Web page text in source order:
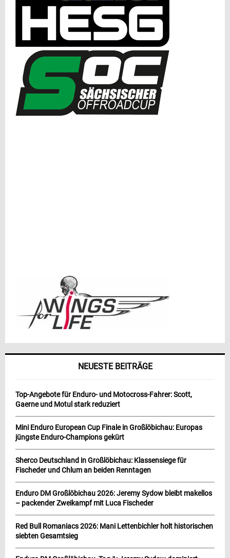
NEUESTE BEITRÄGE
Top-Angebote für Enduro- und Motocross-Fahrer: Scott,
Gaerne und Motul stark reduziert
Mini Enduro European Cup Finale in Großlöbichau: Europas
jüngste Enduro-Champions gekürt
Sherco Deutschland in Großlöbichau: Klassensiege für
Fischeder und Chlum an beiden Renntagen
Enduro DM Großlöbichau 2026: Jeremy Sydow bleibt makellos
– packender Zweikampf mit Luca Fischeder
Red Bull Romaniacs 2026: Mani Lettenbichler holt historischen
siebten Gesamtsieg